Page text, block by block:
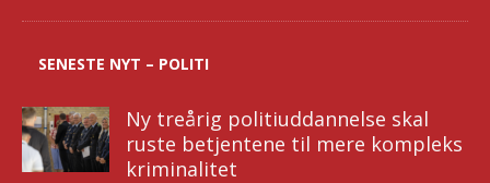
SENESTE NYT – POLITI
Ny treårig politiuddannelse skal
ruste betjentene til mere kompleks
kriminalitet